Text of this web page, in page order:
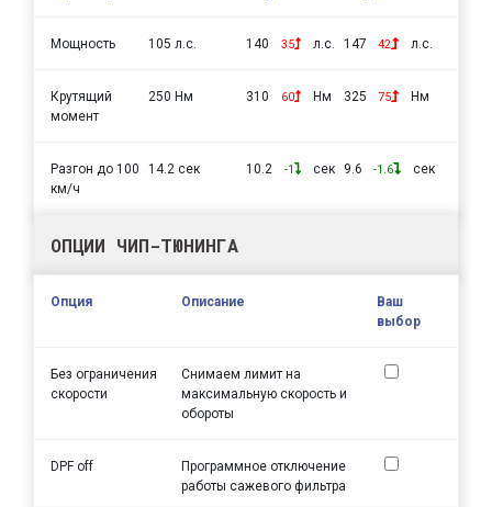
Мощность 105 л.с. 140 35 л.с. 147 42 л.с.
Крутящий
момент
250 Нм 310 60 Нм 325 75 Нм
Разгон до 100
км/ч
14.2 сек 10.2 -1 сек 9.6 -1.6 сек
ОПЦИИ ЧИП-ТЮНИНГА
Опция Описание
Ваш
выбор
Без ограничения
скорости
Снимаем лимит на
максимальную скорость и
обороты
DPF off
Программное отключение
работы сажевого фильтра